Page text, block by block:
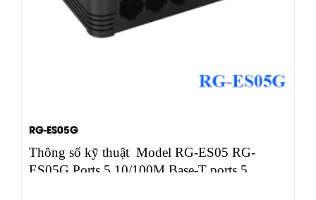
RG-ES05G
Thông số kỹ thuật Model RG-ES05 RG-
ES05G Ports 5 10/100M Base-T ports 5